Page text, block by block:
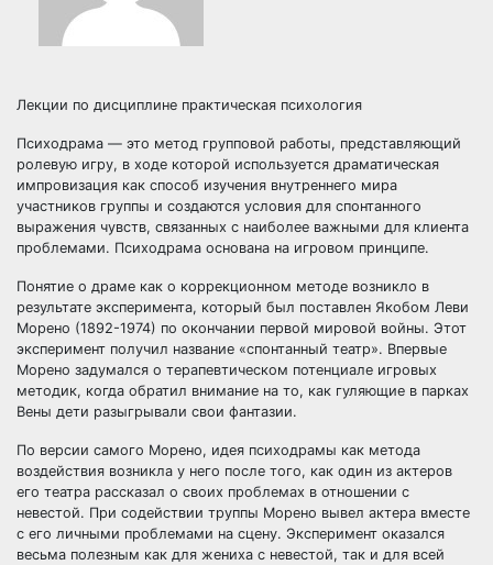
Лекции по дисциплине практическая психология
Психодрама — это метод групповой работы, представляющий
ролевую игру, в ходе которой используется драматическая
импровизация как способ изучения внутреннего мира
участников группы и создаются условия для спонтанного
выражения чувств, связанных с наиболее важными для клиента
проблемами. Психодрама основана на игровом принципе.
Понятие о драме как о коррекционном методе возникло в
результате эксперимента, который был поставлен Якобом Леви
Морено (1892-1974) по окончании первой мировой войны. Этот
эксперимент получил название «спонтанный театр». Впервые
Морено задумался о терапевтическом потенциале игровых
методик, когда обратил внимание на то, как гуляющие в парках
Вены дети разыгрывали свои фантазии.
По версии самого Морено, идея психодрамы как метода
воздействия возникла у него после того, как один из актеров
его театра рассказал о своих проблемах в отношении с
невестой. При содействии труппы Морено вывел актера вместе
с его личными проблемами на сцену. Эксперимент оказался
весьма полезным как для жениха с невестой, так и для всей